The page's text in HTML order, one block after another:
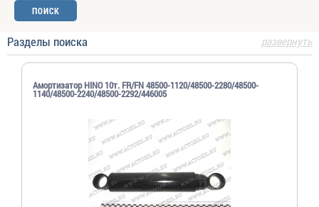
развернуть
Разделы поиска
Амортизатор HINO 10т. FR/FN 48500-1120/48500-2280/48500-
1140/48500-2240/48500-2292/446005